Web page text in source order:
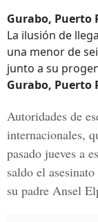
Gurabo, Puerto
La ilusión de
una menor de
junto a su
Gurabo, Puerto
Autoridades de
internacionales,
pasado jueves a
saldo el
su padre Ansel